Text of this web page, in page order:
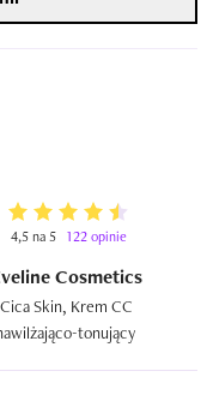
4,5 na 5 122 opinie
Cosmetics
Cica Skin, Krem CC